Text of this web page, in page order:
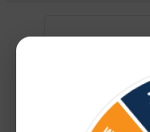
-
Sepete Ekle